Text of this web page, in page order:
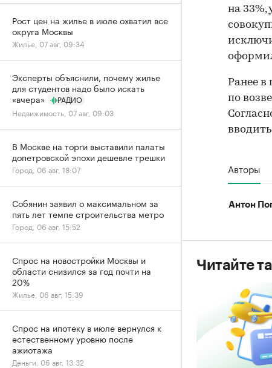
на 33%,
Ранее в
по
Авторы
Антон
Читайте
Рост цен на жилье в июле охватил все
округа Москвы
Жилье, 07 авг, 09:34
Эксперты объяснили, почему жилье
для студентов надо было искать
«вчера»
РАДИО
Недвижимость, 07 авг, 09:03
В Москве на торги выставили палаты
допетровской эпохи дешевле трешки
Город, 06 авг, 18:07
Собянин заявил о максимальном за
пять лет темпе строительства метро
Город, 06 авг, 15:52
Спрос на новостройки Москвы и
области снизился за год почти на
20%
Жилье, 06 авг, 15:39
Спрос на ипотеку в июле вернулся к
естественному уровню после
ажиотажа
Деньги, 06 авг, 13:32